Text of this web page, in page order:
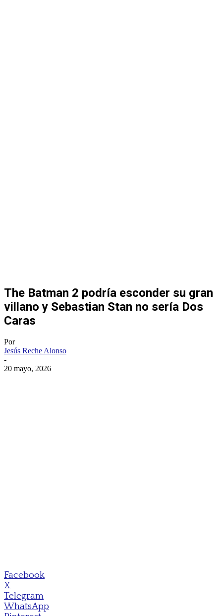
The Batman 2 podría esconder su gran
villano y Sebastian Stan no sería Dos
Caras
Por
Jesús Reche Alonso
-
20 mayo, 2026
Facebook
X
Telegram
WhatsApp